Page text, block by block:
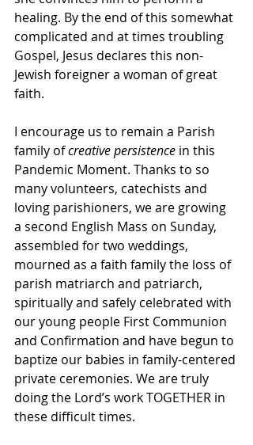
healing. By the end of this somewhat
complicated and at times troubling
Gospel, Jesus declares this non-
Jewish foreigner a woman of great
faith.
I encourage us to remain a Parish
family of creative persistence in this
Pandemic Moment. Thanks to so
many volunteers, catechists and
loving parishioners, we are growing
a second English Mass on Sunday,
assembled for two weddings,
mourned as a faith family the loss of
parish matriarch and patriarch,
spiritually and safely celebrated with
our young people First Communion
and Confirmation and have begun to
baptize our babies in family-centered
private ceremonies. We are truly
doing the Lord’s work TOGETHER in
these difficult times.